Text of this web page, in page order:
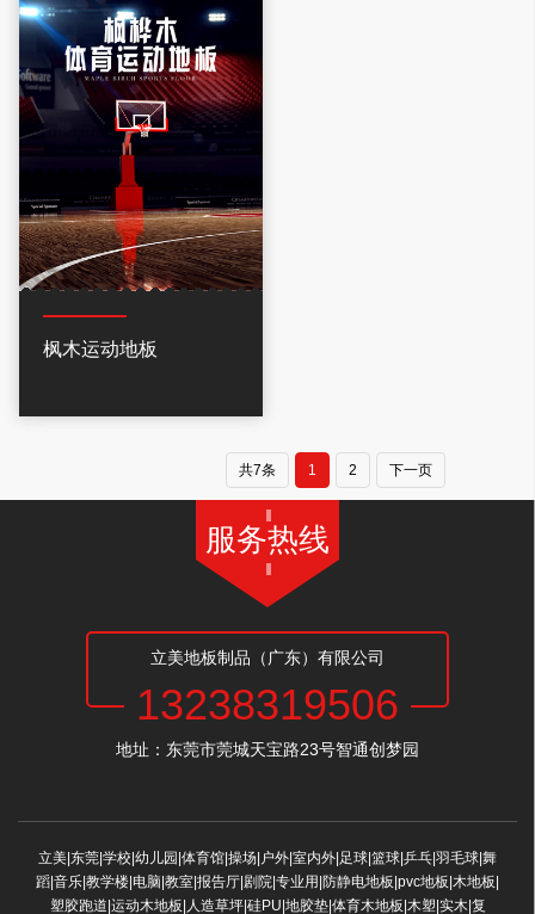
枫木运动地板
共7条 1 2 下一页
服务热线
立美地板制品（广东）有限公司
13238319506
地址：东莞市莞城天宝路23号智通创梦园
立美|东莞|学校|幼儿园|体育馆|操场|户外|室内外|足球|篮球|乒乓|羽毛球|舞
蹈|音乐|教学楼|电脑|教室|报告厅|剧院|专业用|防静电地板|pvc地板|木地板|
塑胶跑道|运动木地板|人造草坪|硅PU|地胶垫|体育木地板|木塑|实木|复